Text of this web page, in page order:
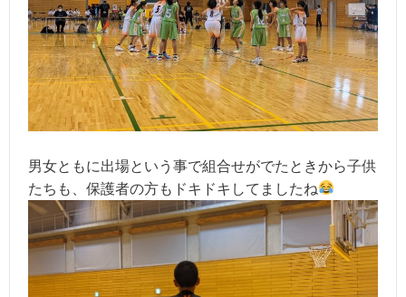
男女ともに出場という事で組合せがでたときから子供
たちも、保護者の方もドキドキしてましたね